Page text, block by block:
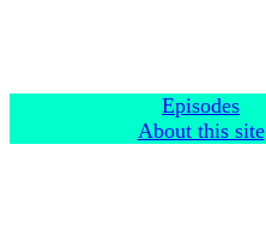
Episodes
About this site